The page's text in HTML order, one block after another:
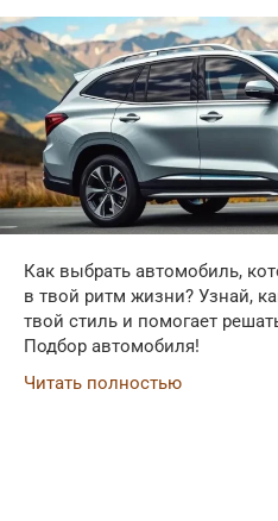
Как выбрать автомобиль,
в твой ритм жизни? Узнай,
твой стиль и помогает
Подбор автомобиля!
Читать полностью